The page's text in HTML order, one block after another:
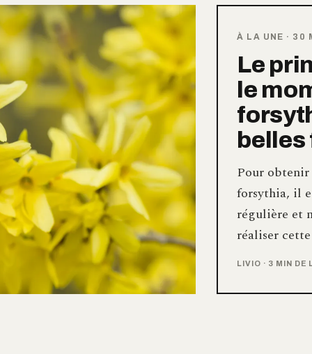
À LA UNE · 30
Le
le
belles
Pour obtenir
forsythia, il
régulière et
réaliser
LIVIO · 3 MIN DE